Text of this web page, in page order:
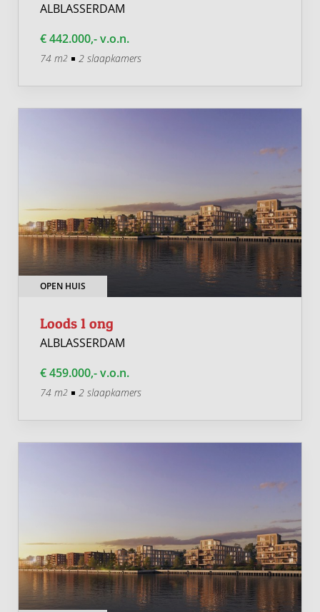
ALBLASSERDAM
€ 442.000,- v.o.n.
74 m2 2 slaapkamers
OPEN HUIS
Loods 1 ong
ALBLASSERDAM
€ 459.000,- v.o.n.
74 m2 2 slaapkamers